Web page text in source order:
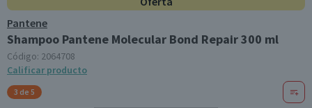
Pantene
Shampoo Pantene Molecular Bond Repair 300 ml
Código: 2064708
Calificar producto
3 de 5